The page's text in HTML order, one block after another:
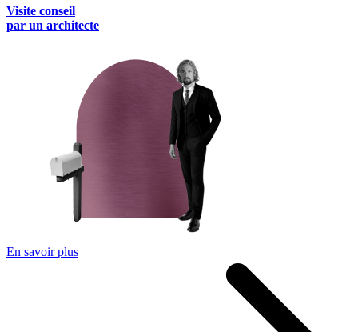
Visite conseil
par un architecte
En savoir plus